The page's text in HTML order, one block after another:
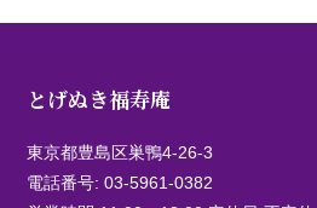
とげぬき福寿庵
東京都豊島区巣鴨4-26-3
電話番号:03-5961-0382